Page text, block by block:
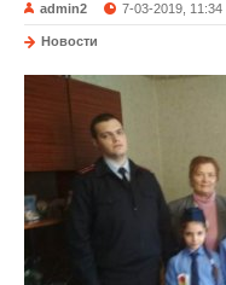
admin2 7-03-2019, 11:34
Новости